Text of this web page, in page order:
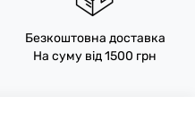
Безкоштовна доставка
На суму від 1500 грн